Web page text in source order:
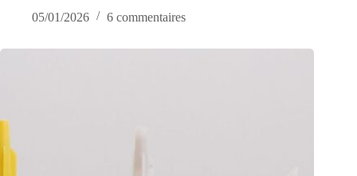
05/01/2026
6 commentaires